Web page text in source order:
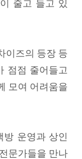
줄고 들고 있
이즈의 등장 등
점점 줄어들고
모여 어려움을
운영과 상인
문가들을 만나